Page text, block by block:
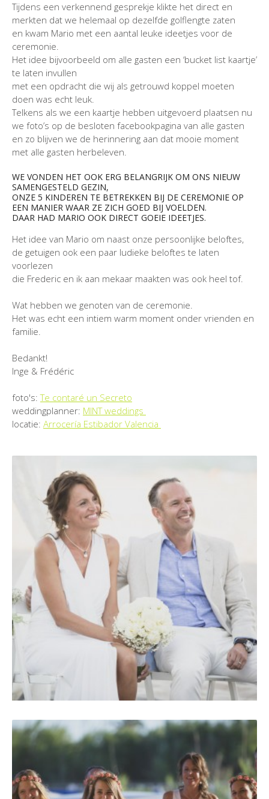
Tijdens een verkennend gesprekje klikte het direct en
merkten dat we helemaal op dezelfde golflengte zaten
en kwam Mario met een aantal leuke ideetjes voor de
ceremonie.
Het idee bijvoorbeeld om alle gasten een ‘bucket list kaartje’
te laten invullen
met een opdracht die wij als getrouwd koppel moeten
doen was echt leuk.
Telkens als we een kaartje hebben uitgevoerd plaatsen nu
we foto’s op de besloten facebookpagina van alle gasten
en zo blijven we de herinnering aan dat mooie moment
met alle gasten herbeleven.
WE VONDEN HET OOK ERG BELANGRIJK OM ONS NIEUW
SAMENGESTELD GEZIN,
ONZE 5 KINDEREN TE BETREKKEN BIJ DE CEREMONIE OP
EEN MANIER WAAR ZE ZICH GOED BIJ VOELDEN.
DAAR HAD MARIO OOK DIRECT GOEIE IDEETJES.
Het idee van Mario om naast onze persoonlijke beloftes,
de getuigen ook een paar ludieke beloftes te laten
voorlezen
die Frederic en ik aan mekaar maakten was ook heel tof.
Wat hebben we genoten van de ceremonie.
Het was echt een intiem warm moment onder vrienden en
familie.
Bedankt!
Inge & Frédéric
foto's:Te contaré un Secreto
weddingplanner: MINT weddings
locatie: Arrocería Estibador Valencia